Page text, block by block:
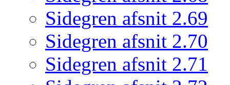
Sidegren afsnit 2.69
Sidegren afsnit 2.70
Sidegren afsnit 2.71